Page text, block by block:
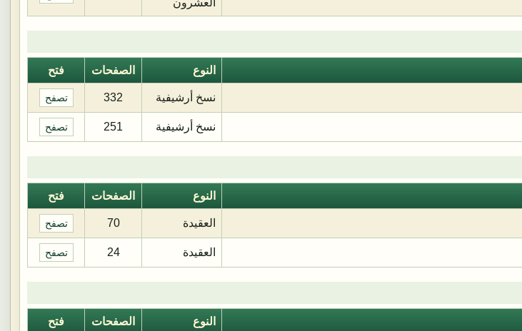
النوع الصفحات فتح
نسخ أرشيفية 332 تصفح
نسخ أرشيفية 251 تصفح
النوع الصفحات فتح
العقيدة 70 تصفح
العقيدة 24 تصفح
النوع الصفحات فتح